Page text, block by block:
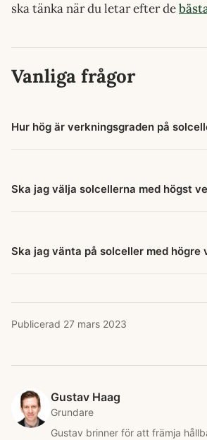
ska tänka när du letar efter de
Vanliga frågor
Hur hög är verkningsgraden på
Ska jag välja solcellerna med högst
Ska jag vänta på solceller med högre
Publicerad 27 mars 2023
Gustav Haag
Grundare
Gustav brinner för att främja